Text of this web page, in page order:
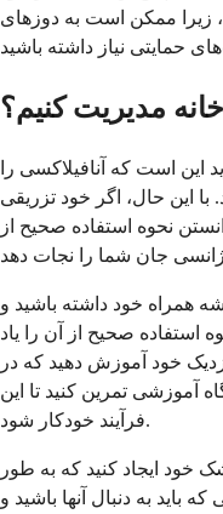
زیرا ممکن است به دوزهای
مدیریت کنیم؟
این است که آنافیلاکسی را
این حال، اگر خود تزریقی
نحوه استفاده صحیح از
همراه خود داشته باشید و
استفاده صحیح از آن را یاد
خود آموزش دهید که در
آموزشی تمرین کنید تا این
فرآیند خودکار شود.
خود ایجاد کنید که به طور
باید به دنبال آنها باشید و